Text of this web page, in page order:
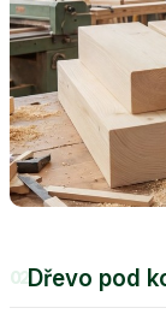
02Dřevo pod